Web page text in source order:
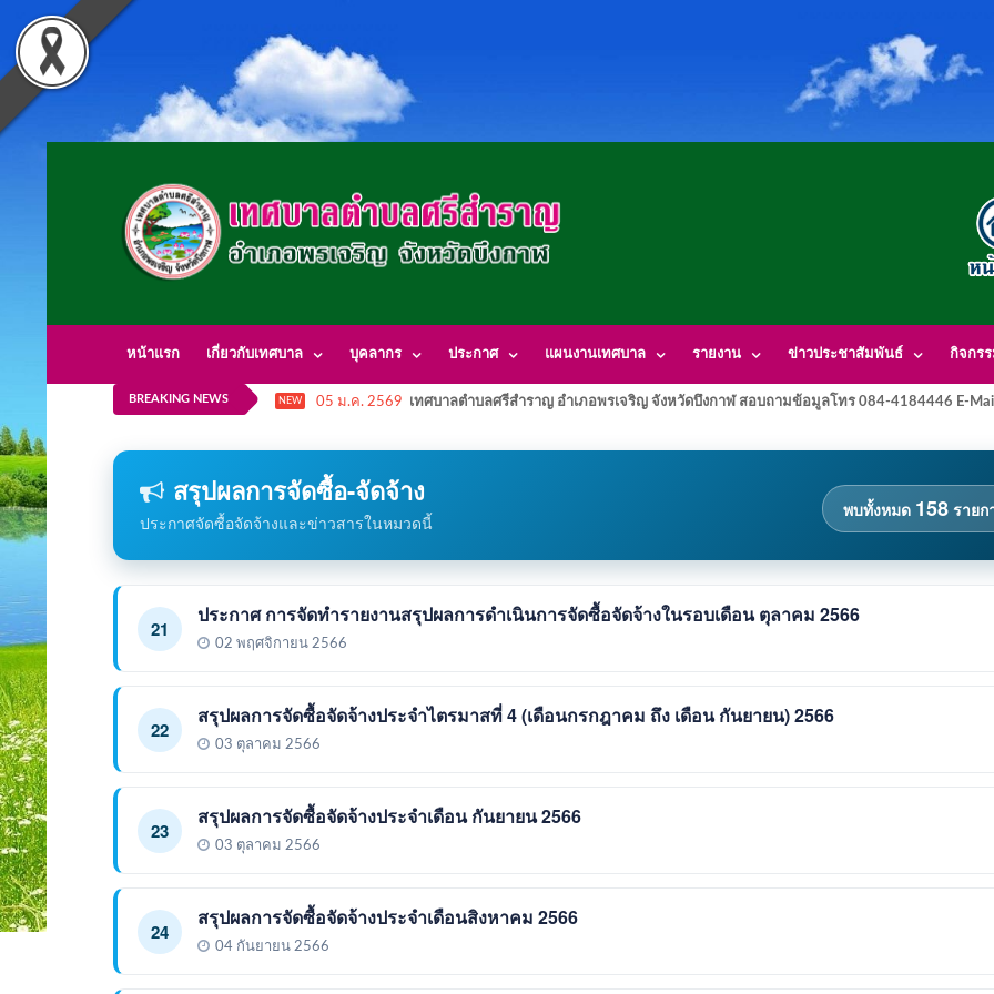
หน้าแรก เกี่ยวกับเทศบาล บุคลากร ประกาศ แผนงานเทศบาล รายงาน ข่าวประชาสัมพันธ์ กิจกรร
BREAKING NEWS NEW 05 ม.ค. 2569 เทศบาลตำบลศรีสำราญ อำเภอพรเจริญ จังหวัดบึงกาฬ สอบถามข้อมูลโทร 084-4184446 E-
สรุปผลการจัดซื้อ-จัดจ้าง
ประกาศจัดซื้อจัดจ้างและข่าวสารในหมวดนี้
พบทั้งหมด 158รายก
21
ประกาศ การจัดทำรายงานสรุปผลการดำเนินการจัดซื้อจัดจ้างในรอบเดือน ตุลาคม 2566
02 พฤศจิกายน 2566
22
สรุปผลการจัดซื้อจัดจ้างประจำไตรมาสที่ 4 (เดือนกรกฎาคม ถึง เดือน กันยายน) 2566
03 ตุลาคม 2566
23
สรุปผลการจัดซื้อจัดจ้างประจำเดือน กันยายน 2566
03 ตุลาคม 2566
24
สรุปผลการจัดซื้อจัดจ้างประจำเดือนสิงหาคม 2566
04 กันยายน 2566